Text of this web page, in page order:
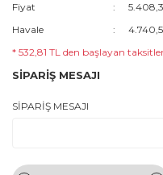
Fiyat
Havale
* 532,81 TL den başlayan
SİPARİŞ MESAJI
SİPARİŞ MESAJI